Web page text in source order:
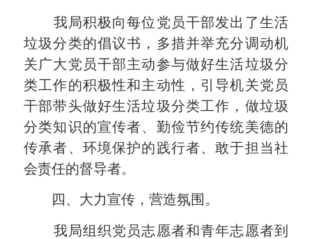
我局积极向每位党员干部发出了生活
垃圾分类的倡议书，多措并举充分调动机
关广大党员干部主动参与做好生活垃圾分
类工作的积极性和主动性，引导机关党员
干部带头做好生活垃圾分类工作，做垃圾
分类知识的宣传者、勤俭节约传统美德的
传承者、环境保护的践行者、敢于担当社
会责任的督导者。
四、大力宣传，营造氛围 。
我局组织党员志愿者和青年志愿者到